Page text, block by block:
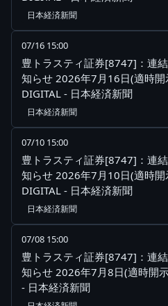
日本経済新聞
07/16 15:00
豊トラスティ証券[8747]：連
知らせ 2026年7月16日(適時開
DIGITAL - 日本経済新聞
日本経済新聞
07/10 15:00
豊トラスティ証券[8747]：連
知らせ 2026年7月10日(適時開
DIGITAL - 日本経済新聞
日本経済新聞
07/08 15:00
豊トラスティ証券[8747]：連
知らせ 2026年7月8日(適時開
- 日本経済新聞